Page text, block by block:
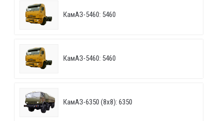
КамАЗ-5460: 5460
КамАЗ-5460: 5460
КамАЗ-6350 (8х8): 6350